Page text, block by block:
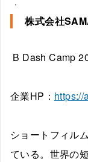
株式会社
B Dash Camp
企業HP： https://
ショートフィル
ている。世界の